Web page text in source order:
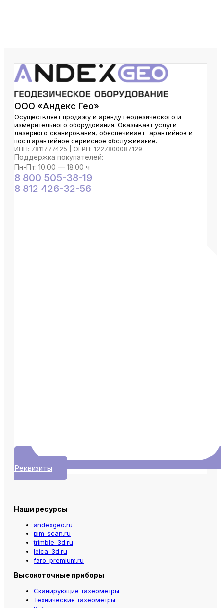
ООО «Андекс Гео»
Осуществляет продажу и аренду геодезического и
измерительного оборудования. Оказывает услуги
лазерного сканирования, обеспечивает гарантийное и
постгарантийное сервисное обслуживание.
ИНН: 7811777425 | ОГРН: 1227800087129
Поддержка покупателей:
Пн-Пт: 10.00 — 18.00 ч
8 800 505-38-19
8 812 426-32-56
Реквизиты
Наши ресурсы
andexgeo.ru
bim-scan.ru
trimble-3d.ru
leica-3d.ru
faro-premium.ru
Высокоточные приборы
Сканирующие тахеометры
Технические тахеометры